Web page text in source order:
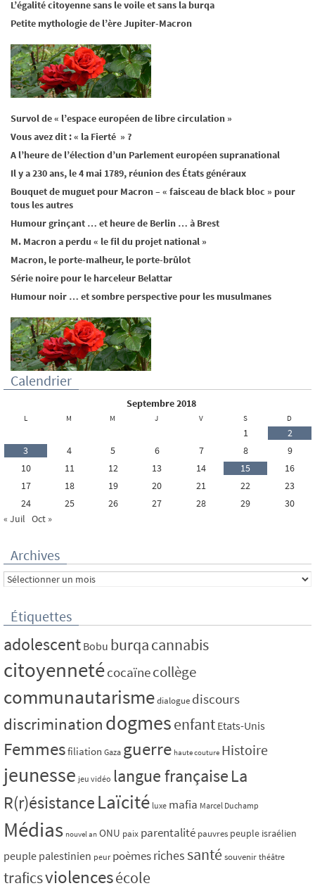
L’égalité citoyenne sans le voile et sans la burqa
Petite mythologie de l’ère Jupiter-Macron
Survol de « l’espace européen de libre circulation »
Vous avez dit : « la Fierté » ?
A l’heure de l’élection d’un Parlement européen supranational
Il y a 230 ans, le 4 mai 1789, réunion des États généraux
Bouquet de muguet pour Macron – « faisceau de black bloc » pour
tous les autres
Humour grinçant … et heure de Berlin … à Brest
M. Macron a perdu « le fil du projet national »
Macron, le porte-malheur, le porte-brûlot
Série noire pour le harceleur Belattar
Humour noir … et sombre perspective pour les musulmanes
Calendrier
septembre 2018
L M M J V S D
1
2
3
4 5 6 7 8
9
10
11 12 13 14 15
16
17
18 19 20 21 22
23
24
25 26 27 28 29
30
« Juil Oct »
Archives
Archives
Étiquettes
adolescent Bobu burqacannabis
citoyennetécocaïnecollège
communautarismedialogue discours
discrimination dogmesenfant Etats-Unis
Femmesfiliation Gaza guerre haute couture Histoire
jeunesse jeu vidéo langue française La
R(r)ésistanceLaïcité luxe mafia Marcel Duchamp
Médias nouvel an ONU paix parentalité pauvres peuple israélien
peuple palestinien peur poèmesriches santé souvenir théâtre
traficsviolencesécole